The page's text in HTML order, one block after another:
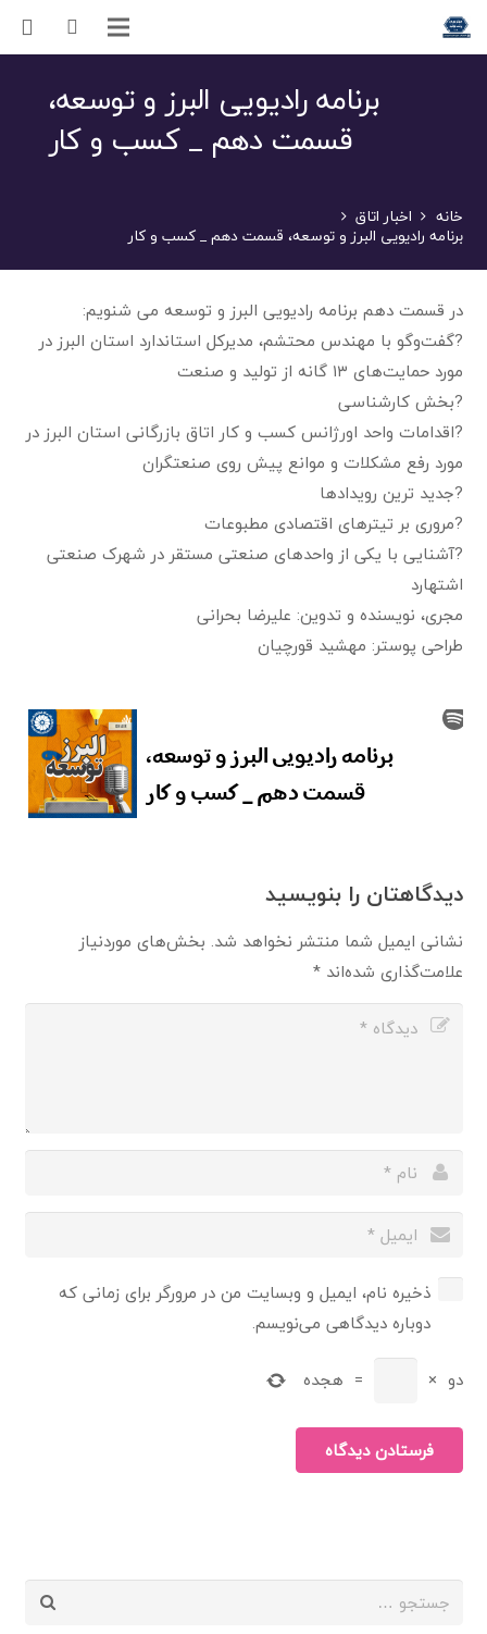
برنامه رادیویی البرز و توسعه،
قسمت دهم _ کسب و کار
خانه اخبار اتاق
برنامه رادیویی البرز و توسعه، قسمت دهم _ کسب و کار
در قسمت دهم برنامه رادیویی البرز و توسعه می شنویم:
?گفت‌وگو با مهندس محتشم، مدیرکل استاندارد استان البرز در
مورد حمایت‌های ۱۳ گانه از تولید و صنعت
?بخش کارشناسی
?اقدامات واحد اورژانس کسب و کار اتاق بازرگانی استان البرز در
مورد رفع مشکلات و موانع پیش روی صنعتگران
?جدید ترین رویدادها
?مروری بر تیترهای اقتصادی مطبوعات
?آشنایی با یکی از واحدهای صنعتی مستقر در شهرک صنعتی
اشتهارد
مجری، نویسنده و تدوین: علیرضا بحرانی
طراحی پوستر: مهشید قورچیان
دیدگاهتان را بنویسید
نشانی ایمیل شما منتشر نخواهد شد. بخش‌های موردنیاز
علامت‌گذاری شده‌اند*
ذخیره نام، ایمیل و وبسایت من در مرورگر برای زمانی که
دوباره دیدگاهی می‌نویسم.
دو ×
= هجده
فرستادن دیدگاه
جستجو